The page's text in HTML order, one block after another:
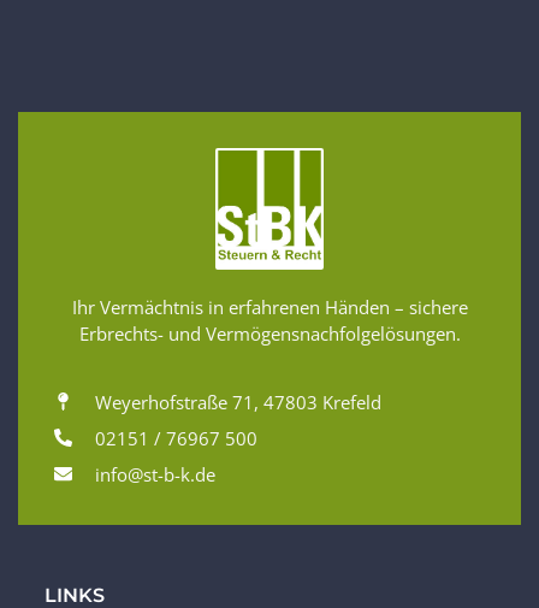
Ihr Vermächtnis in erfahrenen Händen – sichere
Erbrechts- und Vermögensnachfolgelösungen.
Weyerhofstraße 71, 47803 Krefeld
02151 / 76967 500
info@st-b-k.de
LINKS